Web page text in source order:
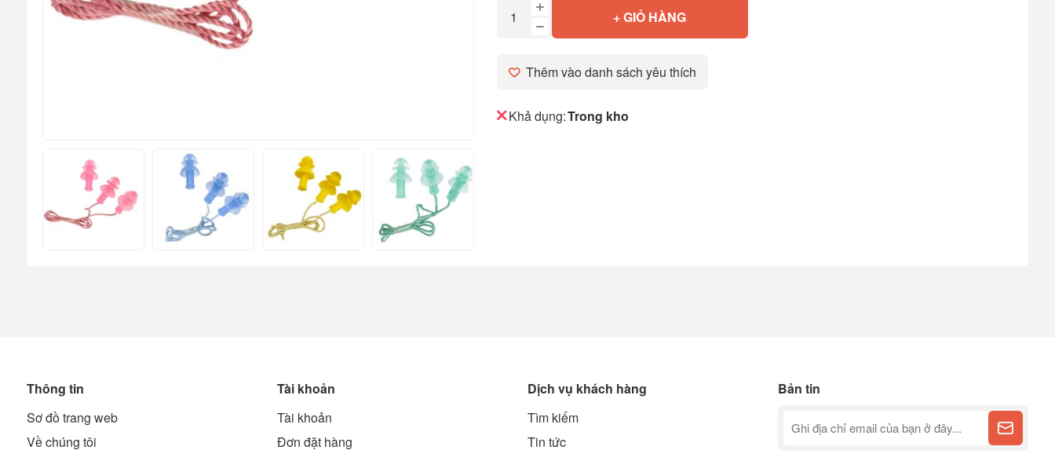
+ GIỎ HÀNG
Thêm vào danh sách yêu thích
Khả dụng:Trong kho
Thông tin
Sơ đồ trang web
Về chúng tôi
Tài khoản
Tài khoản
Đơn đặt hàng
Dịch vụ khách hàng
Tìm kiếm
Tin tức
Bản tin